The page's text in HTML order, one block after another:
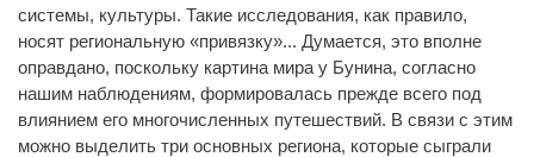
системы, культуры. Такие исследования, как правило,
носят региональную «привязку»... Думается, это вполне
оправдано, поскольку картина мира у Бунина, согласно
нашим наблюдениям, формировалась прежде всего под
влиянием его многочисленных путешествий. В связи с этим
можно выделить три основных региона, которые сыграли